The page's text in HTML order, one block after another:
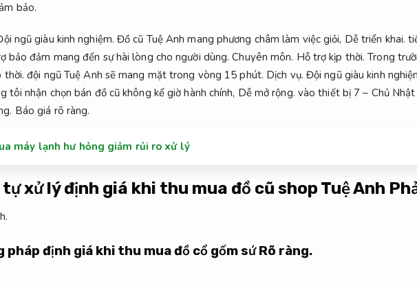
bảo.
ngũ giàu kinh nghiệm. Đồ cũ Tuệ Anh mang phương châm làm việc giỏi, Dễ triển khai.
bảo đảm mang đến sự hài lòng cho người dùng.Chuyên môn. Hỗ trợ kịp thời. Trong
thời. đội ngũ Tuệ Anh sẽ mang mặt trong vòng 15 phút. Dịch vụ. Đội ngũ giàu kinh
tôi nhận chọn bán đồ cũ không kể giờ hành chính, Dễ mở rộng. vào thiết bị 7 – Chủ
Báo giá rõ ràng.
máy lạnh hư hỏng giảm rủi ro xử lý
xử lý định giá khi thu mua đồ cũ shop Tuệ Anh
pháp định giá khi thu mua đồ cổ gốm sứRõ ràng.